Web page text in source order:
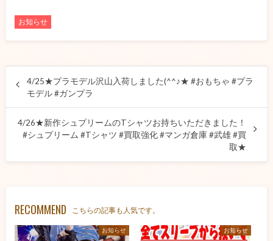
お知らせ
4/25★プラモデル沢山入荷しました(^^♪★ #おもちゃ #プラ
モデル #ガンプラ
4/26★新作シュプリームのTシャツお持ちいただきました！
#シュプリーム #Tシャツ #買取強化 #マンガ倉庫 #武雄 #買
取★
RECOMMEND こちらの記事も人気です。
お知らせ お知らせ